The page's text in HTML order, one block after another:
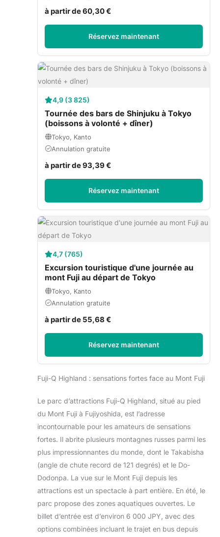
à partir de 60,30 €
Réservez maintenant
4,9 (3 825)
Tournée des bars de Shinjuku à Tokyo
(boissons à volonté + dîner)
Tokyo, Kanto
Annulation gratuite
à partir de 93,39 €
Réservez maintenant
4,7 (765)
Excursion touristique d'une journée au
mont Fuji au départ de Tokyo
Tokyo, Kanto
Annulation gratuite
à partir de 55,68 €
Réservez maintenant
Fuji-Q Highland : sensations fortes face au Mont Fuji
Le parc d’attractions Fuji-Q Highland, situé au pied
du Mont Fuji à Fujiyoshida, est l’adresse
incontournable pour les amateurs de sensations
fortes. Il abrite plusieurs montagnes russes parmi les
plus impressionnantes du monde, dont le Takabisha
(angle de chute record de 121 degrés) et le Do-
Dodonpa. La vue sur le Mont Fuji depuis les
attractions est un spectacle à part entière. En été, le
parc propose des zones aquatiques ouvertes. Le
billet d’entrée est d’environ 6 000 JPY, avec des
options combinées incluant le trajet en bus depuis